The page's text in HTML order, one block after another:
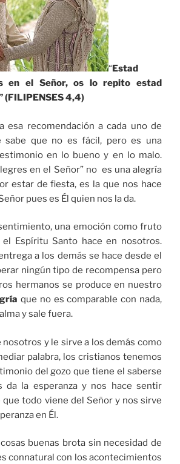
“Estad
en el Señor, os lo repito estad
(FILIPENSES 4,4)
esa recomendación a cada uno de
sabe que no es fácil, pero es una
en lo bueno y en lo malo.
en el Señor” no es una alegría
estar de fiesta, es la que nos hace
pues es Él quien nos la da.
una emoción como fruto
Espíritu Santo hace en nosotros.
a los demás se hace desde el
ningún tipo de recompensa pero
hermanos se produce en nuestro
que no es comparable con nada,
y sale fuera.
nosotros y le sirve a los demás como
palabra, los cristianos tenemos
del gozo que tiene el saberse
da la esperanza y nos hace sentir
que todo viene del Señor y nos sirve
en Él.
buenas brota sin necesidad de
connatural con los acontecimientos